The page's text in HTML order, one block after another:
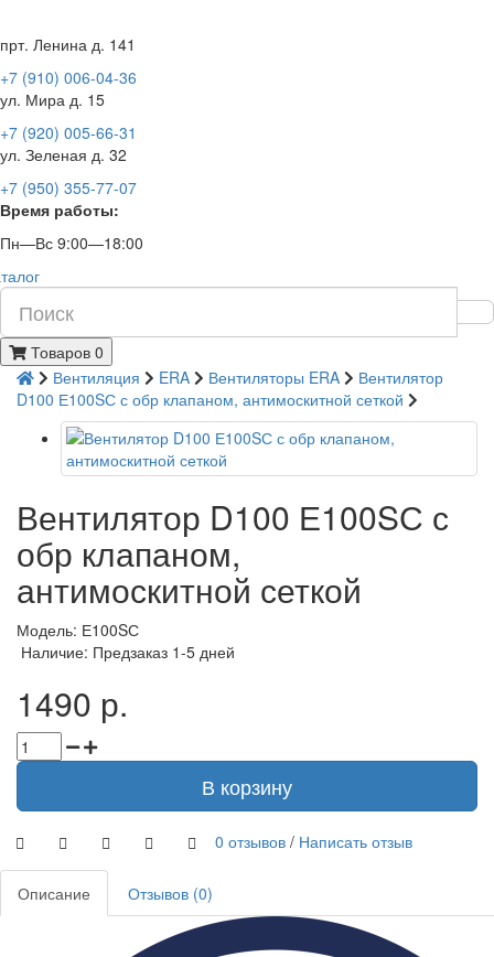
прт. Ленина д. 141
+7 (910) 006-04-36
ул. Мира д. 15
+7 (920) 005-66-31
ул. Зеленая д. 32
+7 (950) 355-77-07
Время работы:
Пн—Вс 9:00—18:00
Товаров 0
Вентиляция
ERA Вентиляторы ERA
Вентилятор
D100 Е100SС с обр клапаном, антимоскитной сеткой
Вентилятор D100 Е100SС с
обр клапаном,
антимоскитной сеткой
Модель: Е100SС
Наличие: Предзаказ 1-5 дней
1490 р.
В корзину
0 отзывов / Написать отзыв
Описание Отзывов (0)